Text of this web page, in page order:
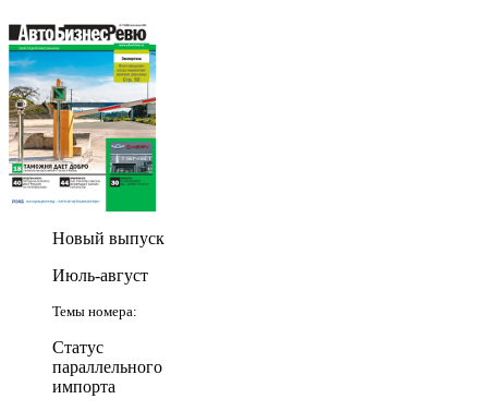
Новый выпуск
Июль-август
Темы номера:
Статус
параллельного
импорта